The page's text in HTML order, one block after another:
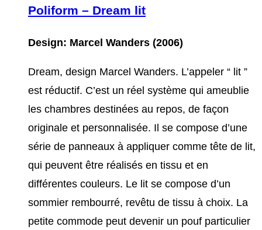
Poliform – Dream lit
Design: Marcel Wanders (2006)
Dream, design Marcel Wanders. L’appeler “ lit ”
est réductif. C’est un réel système qui ameublie
les chambres destinées au repos, de façon
originale et personnalisée. Il se compose d’une
série de panneaux à appliquer comme tête de lit,
qui peuvent être réalisés en tissu et en
différentes couleurs. Le lit se compose d’un
sommier rembourré, revêtu de tissu à choix. La
petite commode peut devenir un pouf particulier